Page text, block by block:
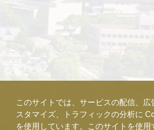
このサイトでは、サービスの配信、広
スタマイズ、トラフィックの分析に
を使用しています。このサイトを使用